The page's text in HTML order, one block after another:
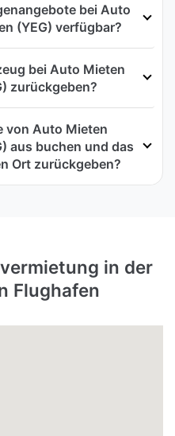
bei Auto
(YEG) verfügbar?
bei Auto Mieten
zurückgeben?
von Auto Mieten
aus buchen und das
Ort zurückgeben?
in der
Flughafen